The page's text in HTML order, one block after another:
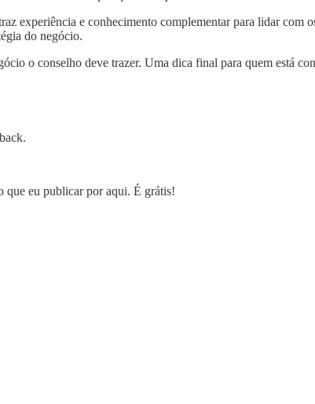
experiência e conhecimento complementar para lidar com
do negócio.
o conselho deve trazer. Uma dica final para quem está
que eu publicar por aqui. É grátis!